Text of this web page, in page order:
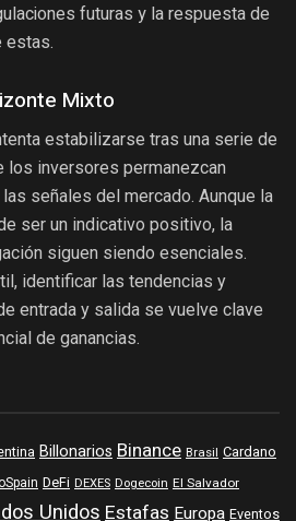
futuras y la respuesta de
estas.
Mixto
estabilizarse tras una serie de
los inversores permanezcan
señales del mercado. Aunque la
ser un indicativo positivo, la
siguen siendo esenciales.
identificar las tendencias y
entrada y salida se vuelve clave
de ganancias.
BillonariosBinance Brasil Cardano
DeFi DEXES Dogecoin El Salvador
UnidosEstafasEuropa Eventos